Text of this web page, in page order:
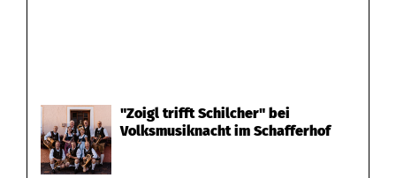
"Zoigl trifft Schilcher" bei
Volksmusiknacht im Schafferhof